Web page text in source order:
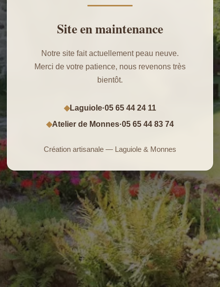
Site en maintenance
Notre site fait actuellement peau neuve.
Merci de votre patience, nous revenons très
bientôt.
◆Laguiole·05 65 44 24 11
◆Atelier de Monnes·05 65 44 83 74
Création artisanale — Laguiole & Monnes